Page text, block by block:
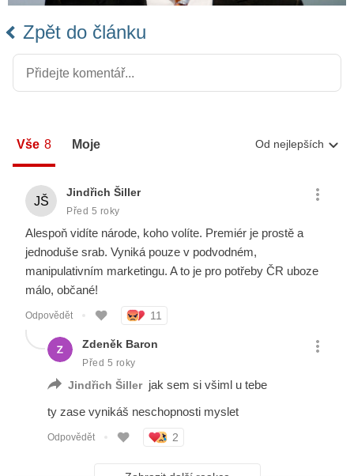
Zpět do článku